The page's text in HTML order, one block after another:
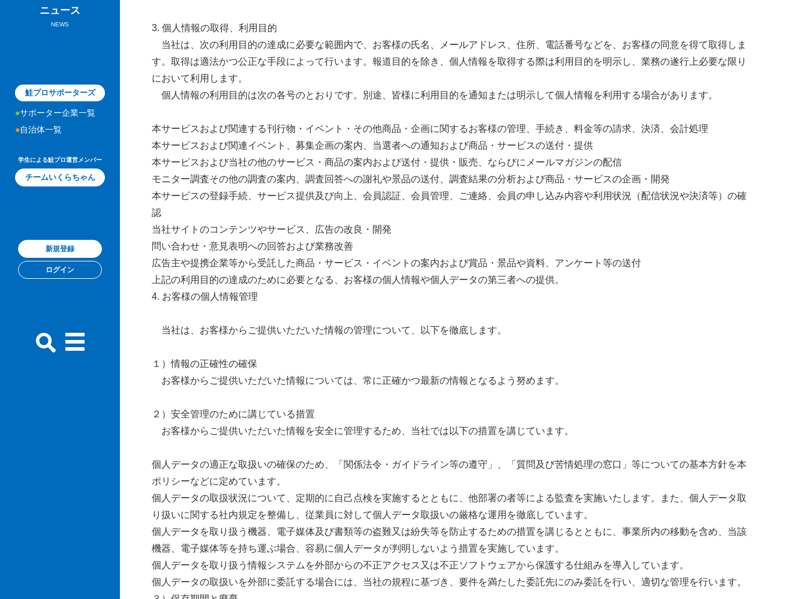
ニュース
NEWS
鮭プロサポーターズ
サポーター企業一覧
自治体一覧
学生による鮭プロ運営メンバー
チームいくらちゃん
新規登録
ログイン
3. 個人情報の取得、利用目的
当社は、次の利用目的の達成に必要な範囲内で、お客様の氏名、メールアドレス、住所、電話番号などを、お客様の同意を得て取得しま
す。取得は適法かつ公正な手段によって行います。報道目的を除き、個人情報を取得する際は利用目的を明示し、業務の遂行上必要な限り
において利用します。
個人情報の利用目的は次の各号のとおりです。別途、皆様に利用目的を通知または明示して個人情報を利用する場合があります。
本サービスおよび関連する刊行物・イベント・その他商品・企画に関するお客様の管理、手続き、料金等の請求、決済、会計処理
本サービスおよび関連イベント、募集企画の案内、当選者への通知および商品・サービスの送付・提供
本サービスおよび当社の他のサービス・商品の案内および送付・提供・販売、ならびにメールマガジンの配信
モニター調査その他の調査の案内、調査回答への謝礼や景品の送付、調査結果の分析および商品・サービスの企画・開発
本サービスの登録手続、サービス提供及び向上、会員認証、会員管理、ご連絡、会員の申し込み内容や利用状況（配信状況や決済等）の確
認
当社サイトのコンテンツやサービス、広告の改良・開発
問い合わせ・意見表明への回答および業務改善
広告主や提携企業等から受託した商品・サービス・イベントの案内および賞品・景品や資料、アンケート等の送付
上記の利用目的の達成のために必要となる、お客様の個人情報や個人データの第三者への提供。
4. お客様の個人情報管理
当社は、お客様からご提供いただいた情報の管理について、以下を徹底します。
１）情報の正確性の確保
お客様からご提供いただいた情報については、常に正確かつ最新の情報となるよう努めます。
２）安全管理のために講じている措置
お客様からご提供いただいた情報を安全に管理するため、当社では以下の措置を講じています。
個人データの適正な取扱いの確保のため、「関係法令・ガイドライン等の遵守」、「質問及び苦情処理の窓口」等についての基本方針を本
ポリシーなどに定めています。
個人データの取扱状況について、定期的に自己点検を実施するとともに、他部署の者等による監査を実施いたします。また、個人データ取
り扱いに関する社内規定を整備し、従業員に対して個人データ取扱いの厳格な運用を徹底しています。
個人データを取り扱う機器、電子媒体及び書類等の盗難又は紛失等を防止するための措置を講じるとともに、事業所内の移動を含め、当該
機器、電子媒体等を持ち運ぶ場合、容易に個人データが判明しないよう措置を実施しています。
個人データを取り扱う情報システムを外部からの不正アクセス又は不正ソフトウェアから保護する仕組みを導入しています。
個人データの取扱いを外部に委託する場合には、当社の規程に基づき、要件を満たした委託先にのみ委託を行い、適切な管理を行います。